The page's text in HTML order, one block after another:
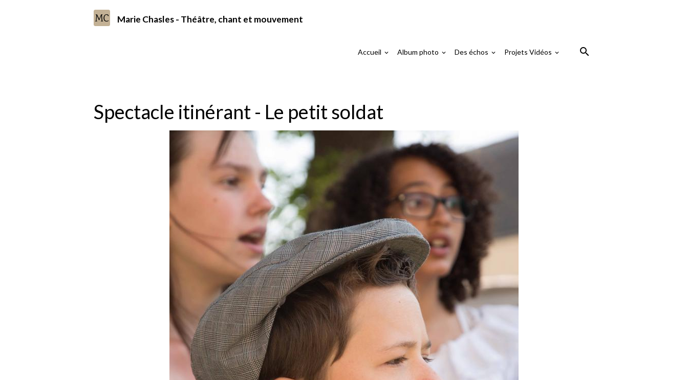
Marie Chasles - Théâtre, chant et mouvement
Accueil Album photo Des échos Projets Vidéos
Spectacle itinérant - Le petit soldat